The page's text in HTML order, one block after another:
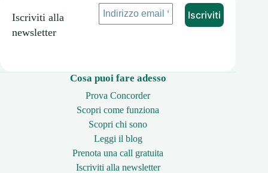
Iscriviti alla
newsletter
Cosa puoi fare adesso
Prova Concorder
Scopri come funziona
Scopri chi sono
Leggi il blog
Prenota una call gratuita
Iscriviti alla newsletter